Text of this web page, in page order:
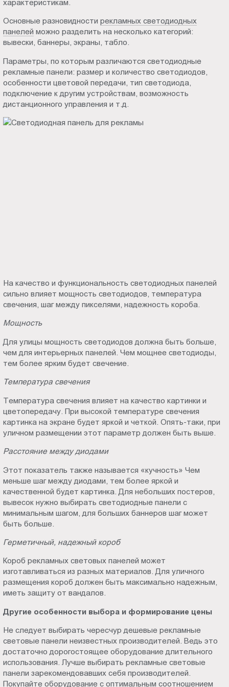
характеристикам.
Основные разновидностирекламных светодиодных
панелей можно разделить на несколько категорий:
вывески, баннеры, экраны, табло.
Параметры, по которым различаются светодиодные
рекламные панели: размер и количество светодиодов,
особенности цветовой передачи, тип светодиода,
подключение к другим устройствам, возможность
дистанционного управления и т.д.
На качество и функциональность светодиодных панелей
сильно влияет мощность светодиодов, температура
свечения, шаг между пикселями, надежность короба.
Мощность
Для улицы мощность светодиодов должна быть больше,
чем для интерьерных панелей. Чем мощнее светодиоды,
тем более ярким будет свечение.
Температура свечения
Температура свечения влияет на качество картинки и
цветопередачу. При высокой температуре свечения
картинка на экране будет яркой и четкой. Опять-таки, при
уличном размещении этот параметр должен быть выше.
Расстояние между диодами
Этот показатель также называется «кучность» Чем
меньше шаг между диодами, тем более яркой и
качественной будет картинка. Для небольших постеров,
вывесок нужно выбирать светодиодные панели с
минимальным шагом, для больших баннеров шаг может
быть больше.
Герметичный, надежный короб
Короб рекламных световых панелей может
изготавливаться из разных материалов. Для уличного
размещения короб должен быть максимально надежным,
иметь защиту от вандалов.
Другие особенности выбора и формирование цены
Не следует выбирать чересчур дешевые рекламные
световые панели неизвестных производителей. Ведь это
достаточно дорогостоящее оборудование длительного
использования. Лучше выбирать рекламные световые
панели зарекомендовавших себя производителей.
Покупайте оборудование с оптимальным соотношением
Пт.:
9.00-
18.00
Сб.,
Вс.:
выходной